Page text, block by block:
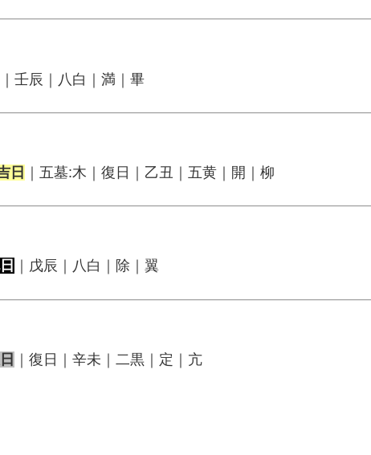
｜壬辰｜八白｜満｜畢
日 ｜五墓:木｜復日｜乙丑｜五黄｜開｜柳
｜戊辰｜八白｜除｜翼
｜復日｜辛未｜二黒｜定｜亢